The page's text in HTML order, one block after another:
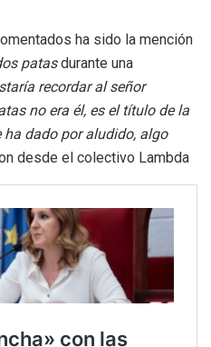
ha sido la mención
patasdurante una
recordar al señor
no era él, es el título de la
dado por aludido, algo
desde el colectivo Lambda